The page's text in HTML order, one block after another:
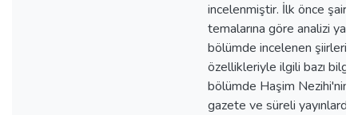
incelenmiştir. İlk önce
temalarına göre analizi
bölümde incelenen şiirlerin
özellikleriyle ilgili bazı
bölümde Haşim Nezihi'nin
gazete ve süreli yayınlarda